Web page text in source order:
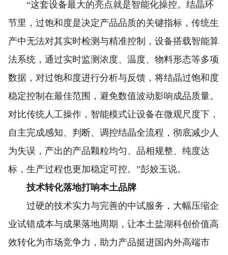
“这套设备最大的亮点就是智能化操控。结晶环
节里，过饱和度是决定产品品质的关键指标，传统生
产中无法对其实时检测与精准控制，设备搭载智能算
法系统，通过实时监测浓度、温度、物料形态等多项
数据，对过饱和度进行分析与反馈，将结晶过饱和度
稳定控制在最佳范围，避免数值波动影响成品质量。
对比传统人工操作，智能模式让设备在微观尺度下，
自主完成感知、判断、调控结晶全流程，彻底减少人
为失误，产出的产品颗粒均匀、品相规整、纯度达
标，生产过程也更加稳定可控。”彭姣玉说。
技术转化落地打响本土品牌
过硬的技术实力与完善的中试服务，大幅压缩企
业试错成本与成果落地周期，让本土盐湖科创价值高
效转化为市场竞争力，助力产品挺进国内外高端市